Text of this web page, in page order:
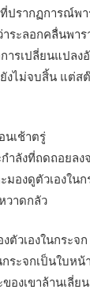
ที่ปรากฏการณ์พ
าระลอกคลื่นพา
ารเปลี่ยนแปลง
ยังไม่จบสิ้น แต่
เช้าตรู่
ำลังที่ถดถอยลง
มองดูตัวเองใน
วาดกลัว
ตัวเองในกระจก
ระจกเป็นใบห
องเขาล้านเลี่ย